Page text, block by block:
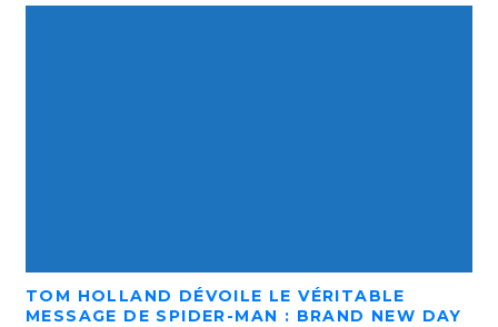
TOM HOLLAND DÉVOILE LE VÉRITABLE
MESSAGE DE SPIDER-MAN : BRAND NEW DAY